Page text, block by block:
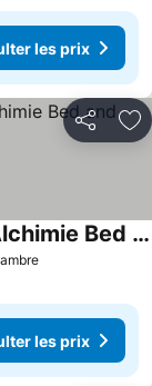
les prix
Partager
Love Room LOsmose chambre Alchimie Bed and Breakfast Wimereux
les prix